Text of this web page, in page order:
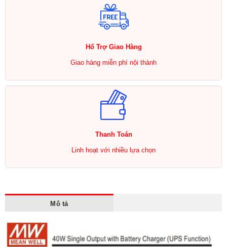
Hổ Trợ Giao Hàng
Giao hàng miễn phí nội thành
Thanh Toán
Linh hoạt với nhiều lựa chọn
Mô tả